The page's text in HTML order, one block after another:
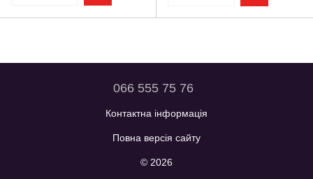
066 555 75 76
Контактна інформація
Повна версія сайту
© 2026